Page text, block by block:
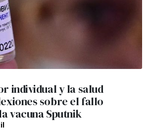
individual y la salud
sobre el fallo
vacuna Sputnik